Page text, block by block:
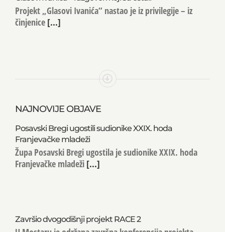
Glasovi Ivanića – razgovori koji su ostali
Projekt „Glasovi Ivanića“ nastao je iz privilegije – iz
činjenice [...]
Posavski Bregi ugostili sudionike XXIX. hoda
Franjevačke mladeži
Župa Posavski Bregi ugostila je sudionike XXIX. hoda
Franjevačke mladeži
[...]
Završio dvogodišnji projekt RACE 2